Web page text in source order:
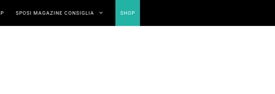
SPOSI MAGAZINE CONSIGLIA SHOP